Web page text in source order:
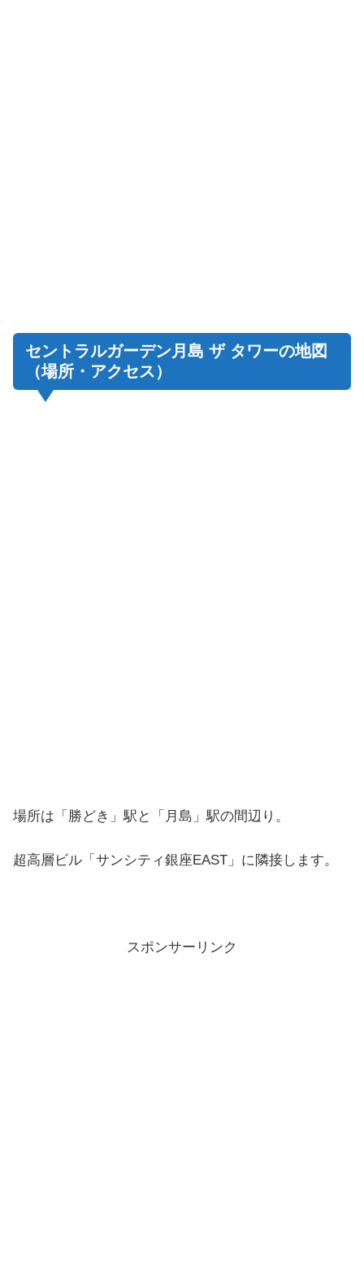
セントラルガーデン月島 ザ タワーの地図
（場所・アクセス）
場所は「勝どき」駅と「月島」駅の間辺り。
超高層ビル「サンシティ銀座EAST」に隣接します。
スポンサーリンク